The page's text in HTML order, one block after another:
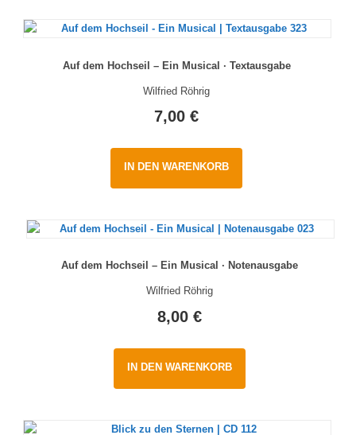
Auf dem Hochseil – Ein Musical · Textausgabe
Wilfried Röhrig
7,00€
IN DEN WARENKORB
Auf dem Hochseil – Ein Musical · Notenausgabe
Wilfried Röhrig
8,00 €
IN DEN WARENKORB